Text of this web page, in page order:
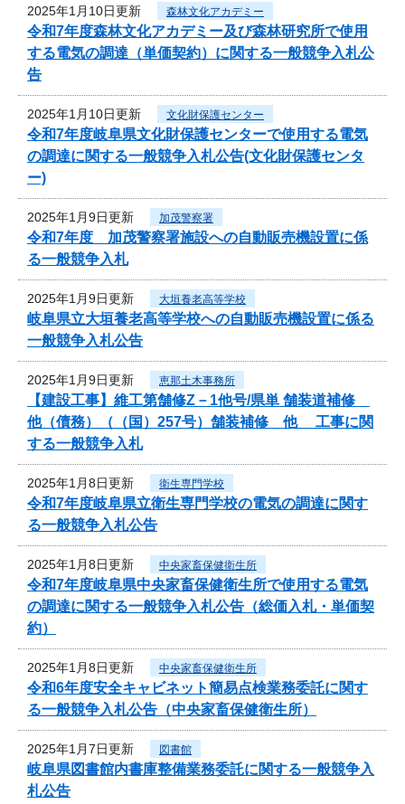
2025年1月10日更新 森林文化アカデミー
令和7年度森林文化アカデミー及び森林研究所で使用
する電気の調達（単価契約）に関する一般競争入札公
告
2025年1月10日更新 文化財保護センター
令和7年度岐阜県文化財保護センターで使用する電気
の調達に関する一般競争入札公告(文化財保護センタ
ー)
2025年1月9日更新 加茂警察署
令和7年度 加茂警察署施設への自動販売機設置に係
る一般競争入札
2025年1月9日更新 大垣養老高等学校
岐阜県立大垣養老高等学校への自動販売機設置に係る
一般競争入札公告
2025年1月9日更新 恵那土木事務所
【建設工事】維工第舗修Z－1他号/県単 舗装道補修
他（債務）（（国）257号）舗装補修 他 工事に関
する一般競争入札
2025年1月8日更新 衛生専門学校
令和7年度岐阜県立衛生専門学校の電気の調達に関す
る一般競争入札公告
2025年1月8日更新 中央家畜保健衛生所
令和7年度岐阜県中央家畜保健衛生所で使用する電気
の調達に関する一般競争入札公告（総価入札・単価契
約）
2025年1月8日更新 中央家畜保健衛生所
令和6年度安全キャビネット簡易点検業務委託に関す
る一般競争入札公告（中央家畜保健衛生所）
2025年1月7日更新 図書館
岐阜県図書館内書庫整備業務委託に関する一般競争入
札公告